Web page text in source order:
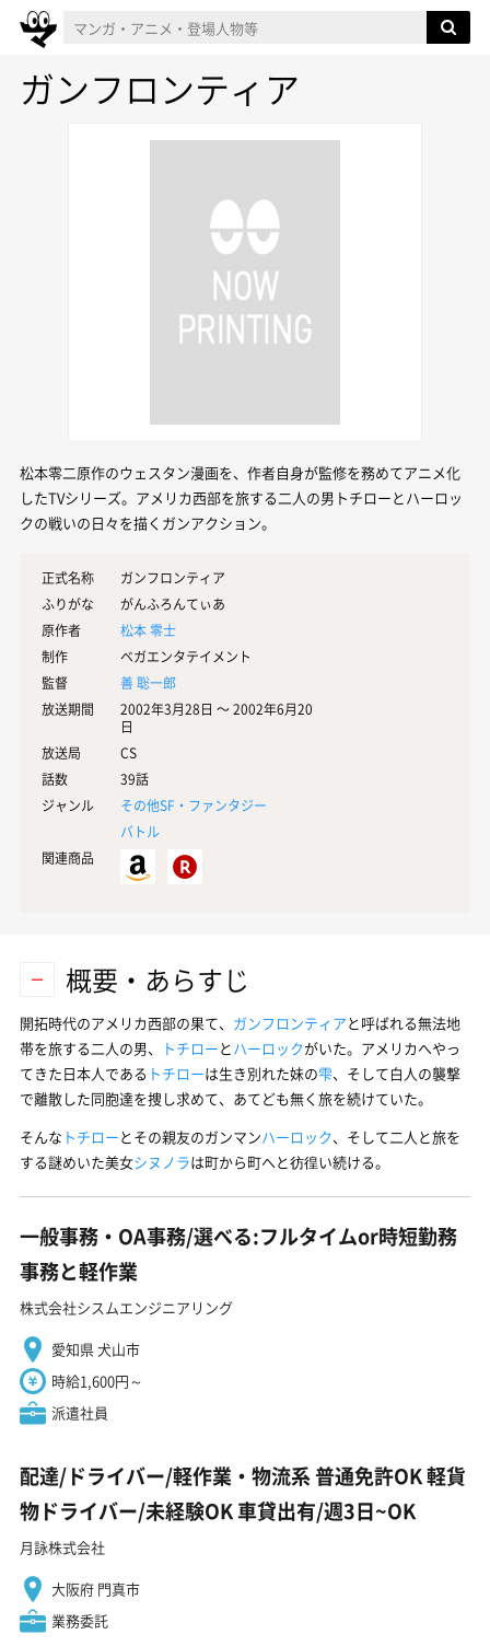
ガンフロンティア
松本零二原作のウェスタン漫画を、作者自身が監修を務めてアニメ化
したTVシリーズ。アメリカ西部を旅する二人の男トチローとハーロッ
クの戦いの日々を描くガンアクション。
正式名称
ガンフロンティア
ふりがな
がんふろんてぃあ
原作者
松本 零士
制作
ベガエンタテイメント
監督
善 聡一郎
放送期間
2002年3月28日 〜 2002年6月20
日
放送局
CS
話数
39話
ジャンル
その他SF・ファンタジー
バトル
関連商品
概要・あらすじ
開拓時代のアメリカ西部の果て、 ガンフロンティアと呼ばれる無法地
帯を旅する二人の男、
トチローとハーロックがいた。アメリカへやっ
てきた日本人である トチローは生き別れた妹の雫、そして白人の襲撃
で離散した同胞達を捜し求めて、あてども無く旅を続けていた。
そんな トチローとその親友のガンマンハーロック、そして二人と旅を
する謎めいた美女シヌノラは町から町へと彷徨い続ける。
一般事務・OA事務/選べる:フルタイムor時短勤務
事務と軽作業
株式会社シスムエンジニアリング
愛知県 犬山市
時給1,600円～
派遣社員
配達/ドライバー/軽作業・物流系 普通免許OK 軽貨
物ドライバー/未経験OK 車貸出有/週3日~OK
月詠株式会社
大阪府 門真市
業務委託